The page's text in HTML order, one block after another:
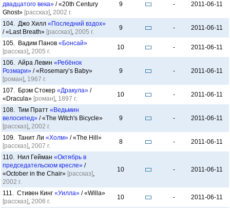
двадцатого века» / «20th Century
Ghost» [рассказ], 2002 г.
9 - 2011-06-11
104. Джо Хилл «Последний вздох»
/ «Last Breath» [рассказ], 2005 г.
9 - 2011-06-11
105. Вадим Панов «Бонсай»
[рассказ], 2005 г.
10 - 2011-06-11
106. Айра Левин «Ребёнок
Розмари» / «Rosemary’s Baby»
[роман], 1967 г.
9 - 2011-06-11
107. Брэм Стокер «Дракула» /
«Dracula» [роман], 1897 г.
10 - 2011-06-11
108. Тим Пратт «Ведьмин
велосипед» / «The Witch's Bicycle»
[рассказ], 2002 г.
9 - 2011-06-11
109. Танит Ли «Холм» / «The Hill»
[рассказ], 2007 г.
8 - 2011-06-11
110. Нил Гейман «Октябрь в
председательском кресле» /
«October in the Chair» [рассказ],
2002 г.
10 - 2011-06-11
111. Стивен Кинг «Уилла» / «Willa»
[рассказ], 2006 г.
10 - 2011-06-11